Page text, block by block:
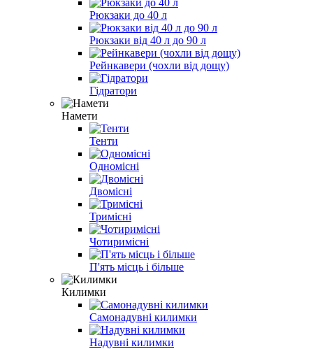
Рюкзаки до 40 л
Рюкзаки від 40 л до 90 л
Рейнкавери (чохли від дощу)
Гідратори
Намети
Тенти
Одномісні
Двомісні
Тримісні
Чотиримісні
П'ять місць і більше
Килимки
Самонадувні килимки
Надувні килимки